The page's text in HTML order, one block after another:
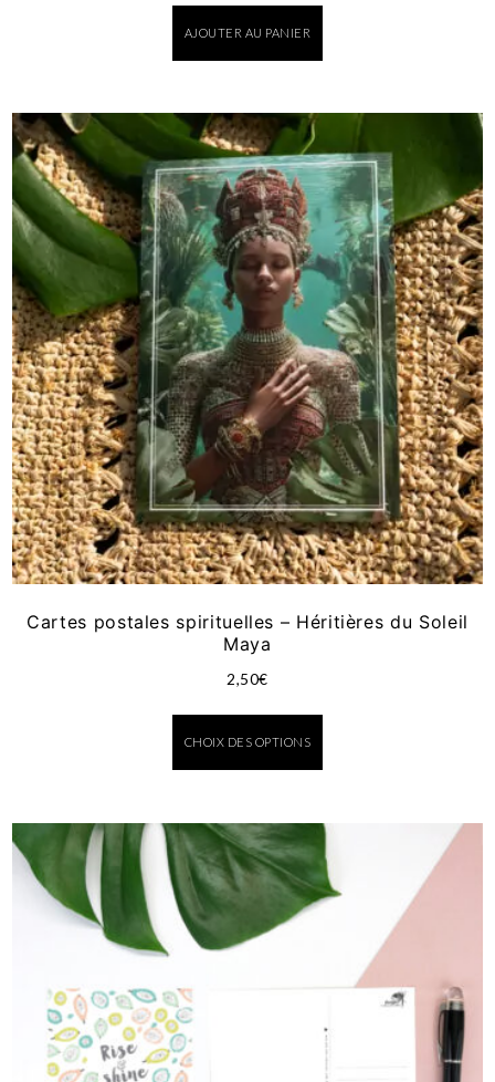
AJOUTER AU PANIER
Cartes postales spirituelles – Héritières du Soleil
Maya
2,50€
CHOIX DES OPTIONS